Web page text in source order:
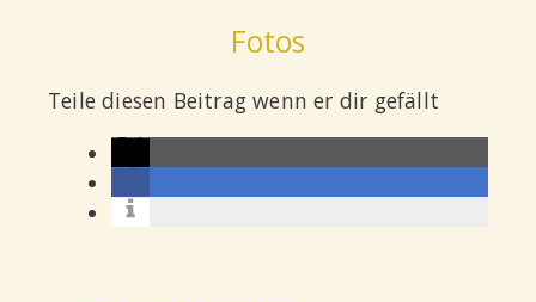
Fotos
Teile diesen Beitrag wenn er dir gefällt